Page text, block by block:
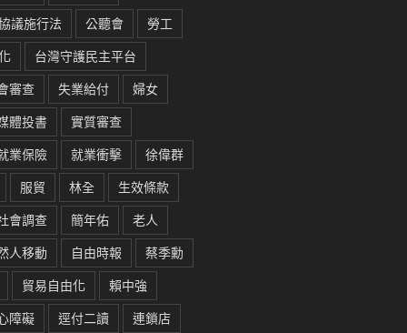
議施行法
公聽會
勞工
台灣守護民主平台
審查
失業給付
婦女
體投書
實質審查
業保險
就業衝擊
徐偉群
服貿
林全
生效條款
會調查
簡年佑
老人
人移動
自由時報
蔡季勳
貿易自由化
賴中強
障礙
逕付二讀 連鎖店